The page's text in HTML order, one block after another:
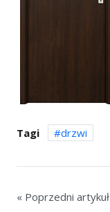
Tagi drzwi
« Poprzedni artykuł